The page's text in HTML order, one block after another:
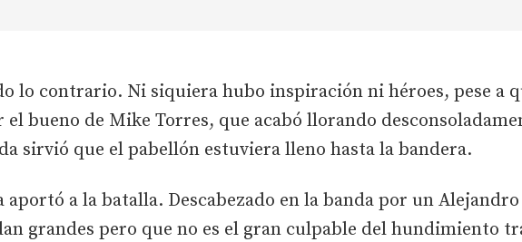
lo contrario. Ni siquiera hubo inspiración ni héroes, pese a
bueno de Mike Torres, que acabó llorando
sirvió que el pabellón estuviera lleno hasta la bandera.
aportó a la batalla. Descabezado en la banda por un
grandes pero que no es el gran culpable del hundimiento